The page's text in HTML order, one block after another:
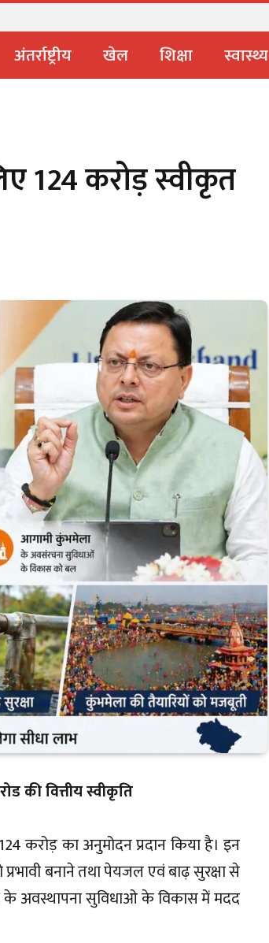
अंतर्राष्ट्रीय खेल शिक्षा स्वास्थ्य
₹124 करोड़ स्वीकृत
की वित्तीय स्वीकृति
करोड़ का अनुमोदन प्रदान किया है। इन
बनाने तथा पेयजल एवं बाढ़ सुरक्षा से
अवस्थापना सुविधाओ के विकास में मदद